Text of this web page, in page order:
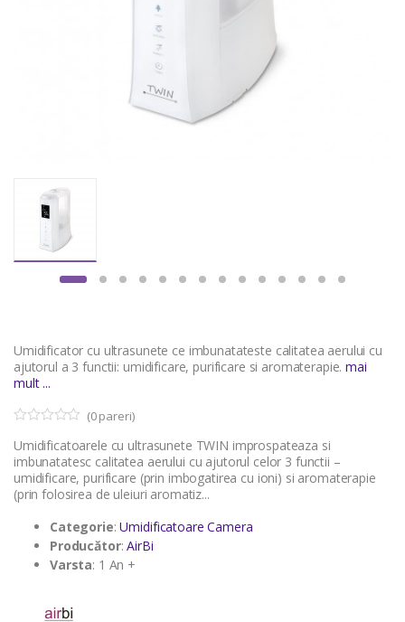
Umidificator cu ultrasunete ce imbunatateste calitatea aerului cu
ajutorul a 3 functii: umidificare, purificare si aromaterapie.mai
mult ...
o
u
o
f
(0pareri)
Umidificatoarele cu ultrasunete TWIN improspateaza si
imbunatatesc calitatea aerului cu ajutorul celor 3 functii –
umidificare, purificare (prin imbogatirea cu ioni) si aromaterapie
(prin folosirea de uleiuri aromatiz...
Categorie:Umidificatoare Camera
Producător:AirBi
Varsta: 1 An +